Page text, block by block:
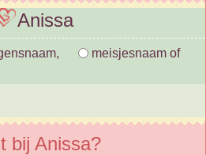
Anissa
meisjesnaam of
bij Anissa?